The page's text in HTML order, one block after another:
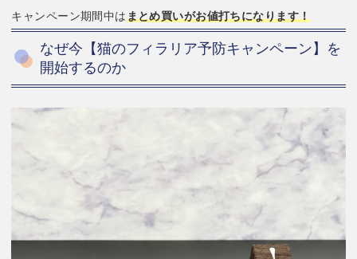
キャンペーン期間中はまとめ買いがお値打ちになります！
なぜ今【猫のフィラリア予防キャンペーン】を
開始するのか